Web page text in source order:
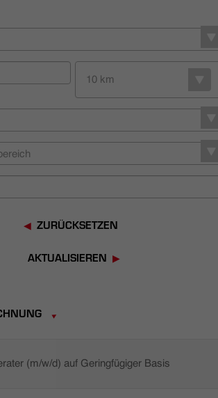
10 km
ZURÜCKSETZEN
AKTUALISIEREN
(m/w/d) auf Geringfügiger Basis